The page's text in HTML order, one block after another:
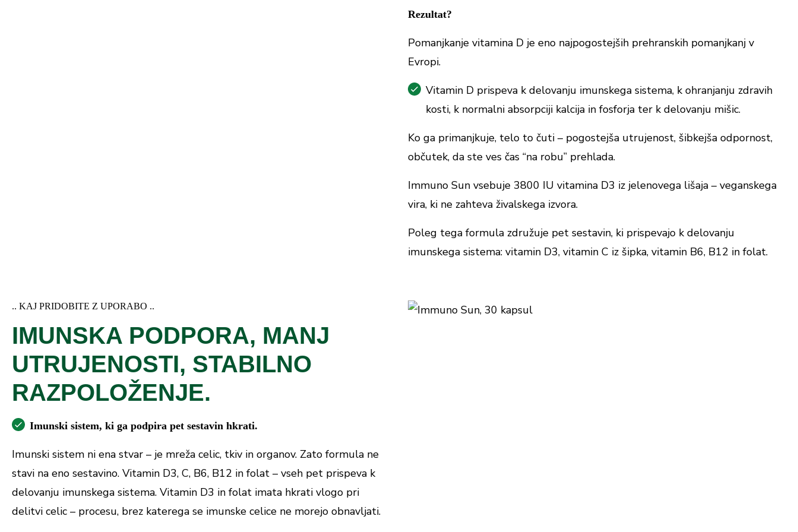
Vitamin B12
*PDV - priporočen dnevni vnos, glede na Uredbo (EU) št. 1169/2011; n.d. - ni določen
Rezultat?
Pomanjkanje vitamina D je eno najpogostejših prehranskih pomanjkanj v
Evropi.
Vitamin D prispeva k delovanju imunskega sistema, k ohranjanju zdravih
kosti, k normalni absorpciji kalcija in fosforja ter k delovanju mišic.
Ko ga primanjkuje, telo to čuti – pogostejša utrujenost, šibkejša odpornost,
občutek, da ste ves čas “na robu” prehlada.
Immuno Sun vsebuje 3800 IU vitamina D3 iz jelenovega lišaja – veganskega
vira, ki ne zahteva živalskega izvora.
Poleg tega formula združuje pet sestavin, ki prispevajo k delovanju
imunskega sistema: vitamin D3, vitamin C iz šipka, vitamin B6, B12 in folat.
.. KAJ PRIDOBITE Z UPORABO ..
IMUNSKA PODPORA, MANJ
UTRUJENOSTI, STABILNO
RAZPOLOŽENJE.
Imunski sistem, ki ga podpira pet sestavin hkrati.
Imunski sistem ni ena stvar – je mreža celic, tkiv in organov. Zato formula ne
stavi na eno sestavino. Vitamin D3, C, B6, B12 in folat – vseh pet prispeva k
delovanju imunskega sistema. Vitamin D3 in folat imata hkrati vlogo pri
delitvi celic – procesu, brez katerega se imunske celice ne morejo obnavljati.